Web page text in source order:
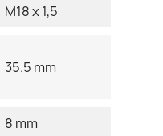
M18 x 1,5
35.5 mm
8 mm